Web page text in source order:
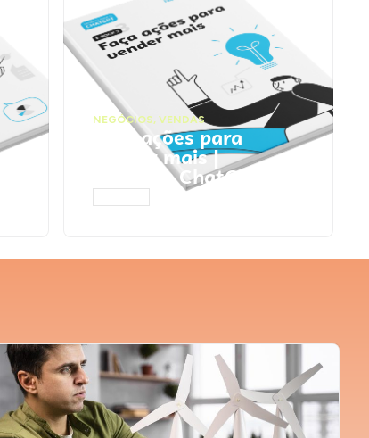
NEGÓCIOS, VENDAS
Faça ações para
vender mais |
Prompts ChatGPT